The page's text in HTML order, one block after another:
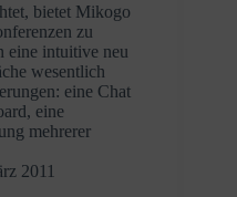
bietet Mikogo
zu
eine intuitive neu
wesentlich
eine Chat
eine
mehrerer
2011